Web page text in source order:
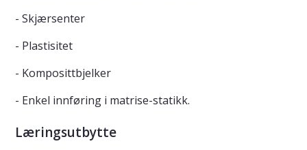
- Skjærsenter
- Plastisitet
- Komposittbjelker
- Enkel innføring i matrise-statikk.
Læringsutbytte